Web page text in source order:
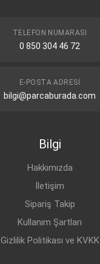
TELEFON NUMARASI
0 850 304 46 72
E-POSTA ADRESI
bilgi@parcaburada.com
Bilgi
Hakkımızda
İletişim
Sipariş Takip
Kullanım Şartları
Gizlilik Politikası ve KVKK